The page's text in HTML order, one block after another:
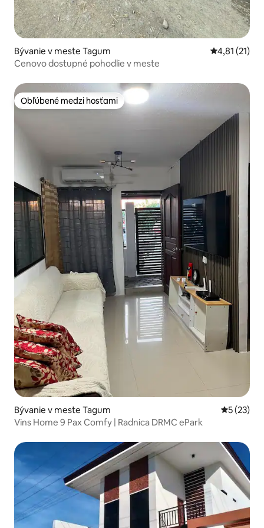
Bývanie v meste Tagum Priemerné
4,81 (21)
Cenovo dostupné pohodlie v meste
Obľúbené medzi hosťami
Obľúbené medzi hosťami
Bývanie v meste Tagum
5 (23)
Vins Home 9 Pax Comfy | Radnica DRMC ePark